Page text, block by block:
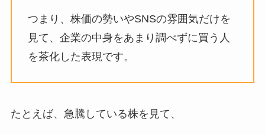
つまり、株価の勢いやSNSの雰囲気だけを
見て、企業の中身をあまり調べずに買う人
を茶化した表現です。
たとえば、急騰している株を見て、